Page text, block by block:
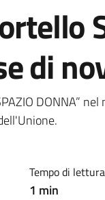
di
DONNA”
Tempo di
1 min